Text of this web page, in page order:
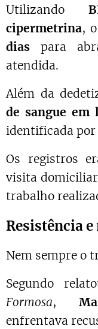
Utilizando
cipermetrina,
dias para
atendida.
Além da
de sangue em
identificada por
Os registros
visita
trabalho
Resistência
Nem sempre o
Segundo
Formosa,
enfrentava